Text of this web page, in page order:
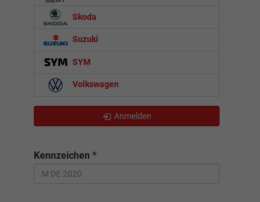
Skoda
Suzuki
SYM
Volkswagen
Anmelden
Kennzeichen *